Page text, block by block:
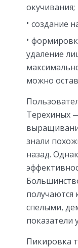
окучивания;
создание
удаление
можно
Терехиных
знали
назад.
спелыми,
показатели
Пикировка